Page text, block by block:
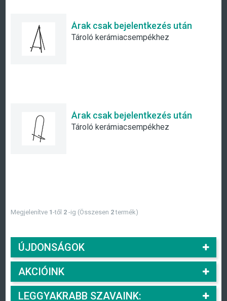
Árak csak bejelentkezés után
Tároló kerámiacsempékhez
Árak csak bejelentkezés után
Tároló kerámiacsempékhez
Megjelenítve 1-től 2-ig (Összesen 2termék)
ÚJDONSÁGOK
AKCIÓINK
LEGGYAKRABB SZAVAINK: